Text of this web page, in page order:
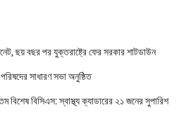
ছয় বছর পর যুক্তরাষ্ট্রে ফের সরকার শাটডাউন
সাধারণ সভা অনুষ্ঠিত
বিশেষ বিসিএস: স্বাস্থ্য ক্যাডারের ২১ জনের সুপারিশ